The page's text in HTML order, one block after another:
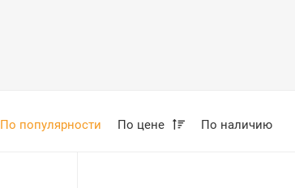
По популярности По цене По наличию